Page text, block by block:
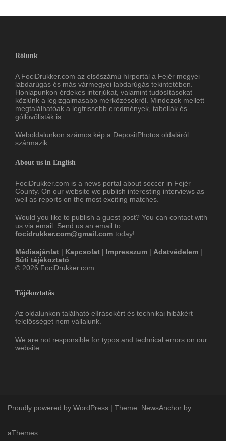
Rólunk
A FociDrukker.com az elsőszámú hírportál a Fejér megyei
labdarúgás és más vármegyei labdarúgás tekintetében.
Honlapunkon érdekes interjúkat, valamint tudósításokat
közlünk a legizgalmasabb mérkőzésekről. Mindezek mellett
megtalálhatóak a legfrissebb eredmények, tabellák és
góllövőlisták is.
Weboldalunkon számos kép a DepositPhotos oldaláról
származik.
About us in English
FociDrukker.com is a news portal about soccer in Fejér
County. On our website we publish interesting interviews as
well as reports on the most exciting matches.
Would you like to publish a guest post? You can contact with
us via email. Send us an email to
focidrukker.com@gmail.com today!
Médiaajánlat | Kapcsolat | Impresszum | Adatvédelem |
Süti tájékoztató
© 2026 FociDrukker.com
Tájékoztatás
Az oldalunkon található elírásokért és technikai hibákért
felelősséget nem vállalunk.
We are not responsible for typos and technical errors on our
website.
Proudly powered by WordPress | Theme: NewsAnchor by
aThemes.